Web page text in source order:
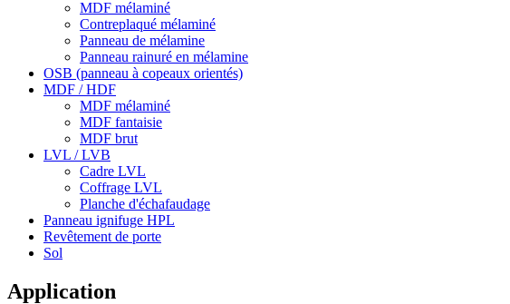
MDF mélaminé
Contreplaqué mélaminé
Panneau de mélamine
Panneau rainuré en mélamine
OSB (panneau à copeaux orientés)
MDF / HDF
MDF mélaminé
MDF fantaisie
MDF brut
LVL / LVB
Cadre LVL
Coffrage LVL
Planche d'échafaudage
Panneau ignifuge HPL
Revêtement de porte
Sol
Application